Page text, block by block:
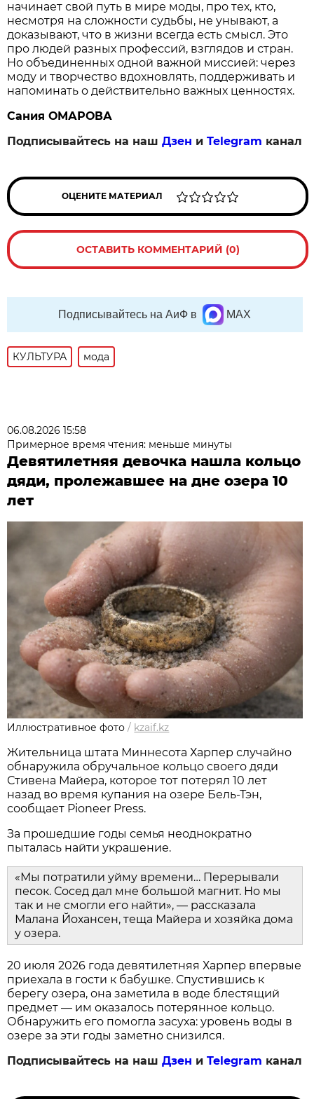
начинает свой путь в мире моды, про тех, кто,
несмотря на сложности судьбы, не унывают, а
доказывают, что в жизни всегда есть смысл. Это
про людей разных профессий, взглядов и стран.
Но объединенных одной важной миссией: через
моду и творчество вдохновлять, поддерживать и
напоминать о действительно важных ценностях.
Сания ОМАРОВА
Подписывайтесь на нашДзен иTelegram канал
ОЦЕНИТЕ МАТЕРИАЛ
ОСТАВИТЬ КОММЕНТАРИЙ (0)
Подписывайтесь на АиФ в MAX
КУЛЬТУРА мода
06.08.2026 15:58
Примерное время чтения: меньше минуты
Девятилетняя девочка нашла кольцо
дяди, пролежавшее на дне озера 10
лет
Иллюстративное фото / kzaif.kz
Жительница штата Миннесота Харпер случайно
обнаружила обручальное кольцо своего дяди
Стивена Майера, которое тот потерял 10 лет
назад во время купания на озере Бель-Тэн,
сообщает Pioneer Press.
За прошедшие годы семья неоднократно
пыталась найти украшение.
«Мы потратили уйму времени… Перерывали
песок. Сосед дал мне большой магнит. Но мы
так и не смогли его найти», — рассказала
Малана Йохансен, теща Майера и хозяйка дома
у озера.
20 июля 2026 года девятилетняя Харпер впервые
приехала в гости к бабушке. Спустившись к
берегу озера, она заметила в воде блестящий
предмет — им оказалось потерянное кольцо.
Обнаружить его помогла засуха: уровень воды в
озере за эти годы заметно снизился.
Подписывайтесь на нашДзен иTelegram канал